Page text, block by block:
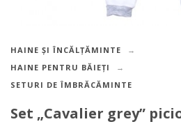
HAINE ȘI ÎNCĂLȚĂMINTE
HAINE PENTRU BĂIEȚI
SETURI DE ÎMBRĂCĂMINTE
Set „Cavalier grey”